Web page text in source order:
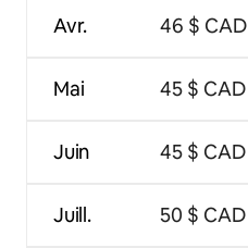
Avr.
Mai
Juin
Juill.
46 $ CAD
45 $ CAD
45 $ CAD
50 $ CAD